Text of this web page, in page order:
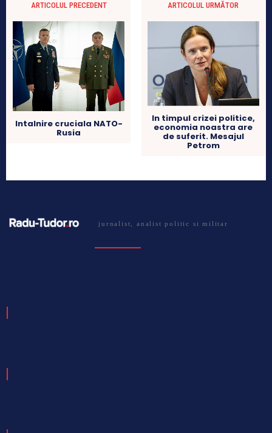
ARTICOLUL PRECEDENT
Intalnire cruciala NATO-
Rusia
ARTICOLUL URMĂTOR
In timpul crizei politice,
economia noastra are
de suferit. Mesajul
Petrom
jurnalist, analist politic si militar